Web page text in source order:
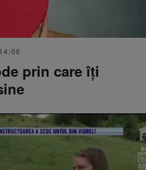
prin care îţi